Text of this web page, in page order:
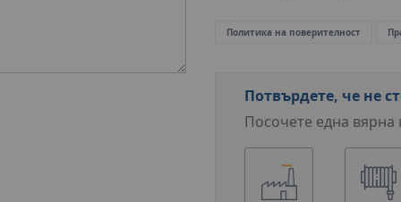
Политика на поверителност
Потвърдете, че не
Посочете една вярна